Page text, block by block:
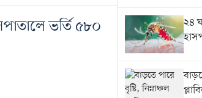
ভর্তি ৫৮০
২৪